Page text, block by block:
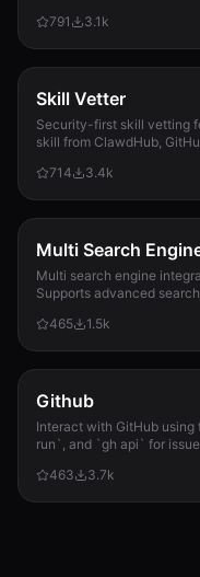
791
3.1k
Skill Vetter
Security-first skill vetting
skill from ClawdHub,
714
3.4k
Multi Search
Multi search engine
Supports advanced
required.
465 1.5k
Github
Interact with GitHub
run`, and `gh api` for
463
3.7k